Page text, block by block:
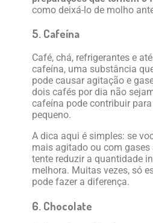
como deixá-lo de molho
5. Cafeína
Café, chá, refrigerantes e
cafeína, uma substância
pode causar agitação e
dois cafés por dia não
cafeína pode contribuir
pequeno.
A dica aqui é simples: se
mais agitado ou com
tente reduzir a quantidade
melhora. Muitas vezes, só
pode fazer a diferença.
6. Chocolate